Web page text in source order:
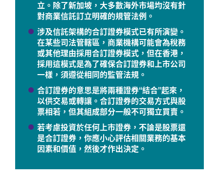
立。除了新加坡，大多數海外市場均沒有針
對商業信託訂立明確的規管法例。
涉及信託架構的合訂證券模式已有所演變。
在某些司法管轄區，商業機構可能會為稅務
或其他理由採用合訂證券模式，但在香港，
採用這模式是為了確保合訂證券和上市公司
一樣，須遵從相同的監管法規。
合訂證券的意思是將兩種證券“結合”起來，
以供交易或轉讓。合訂證券的交易方式與股
票相若，但其組成部分一般不可獨立買賣。
若考慮投資於任何上市證券，不論是股票還
是合訂證券，你應小心評估相關業務的基本
因素和價值，然後才作出決定。